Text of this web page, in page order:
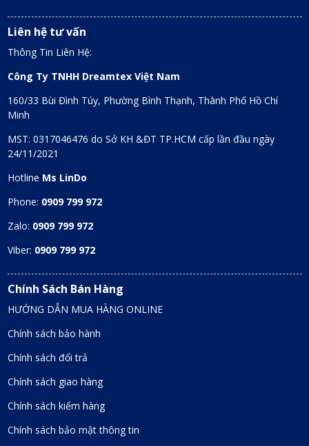
Liên hệ tư vấn
Thông Tin Liên Hệ:
Công Ty TNHH Dreamtex Việt Nam
160/33 Bùi Đình Túy, Phường Bình Thạnh, Thành Phố Hồ Chí
Minh
MST: 0317046476 do Sở KH &ĐT TP.HCM cấp lần đầu ngày
24/11/2021
Hotline Ms LinDo
Phone: 0909 799 972
Zalo: 0909 799 972
Viber: 0909 799 972
Chính Sách Bán Hàng
HƯỚNG DẪN MUA HÀNG ONLINE
Chính sách bảo hành
Chính sách đổi trả
Chính sách giao hàng
Chính sách kiểm hàng
Chính sách bảo mật thông tin